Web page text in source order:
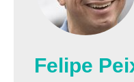
Felipe